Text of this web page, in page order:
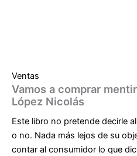
Ventas
Vamos a comprar
López Nicolás
Este libro no pretende decirle
o no. Nada más lejos de su
contar al consumidor lo que